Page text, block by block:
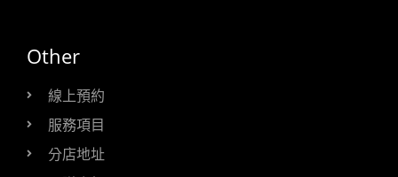
Other
線上預約
服務項目
分店地址